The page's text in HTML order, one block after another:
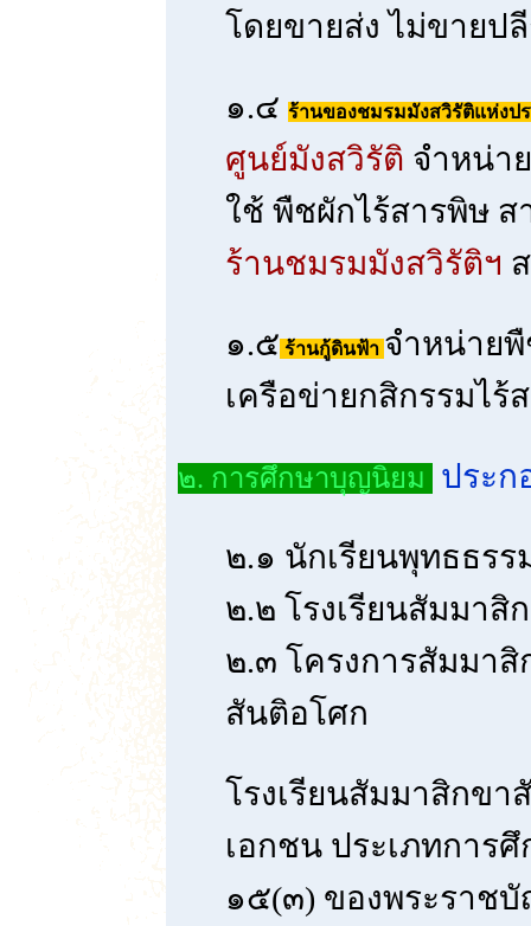
โดยขายส่ง ไม่ขายป
๑.๔ ร้านของชมรมมังสวิรัติแห่งป
ศูนย์มังสวิรัติ จำหน่า
ใช้ พืชผักไร้สารพิษ
ร้านชมรมมังสวิรัติฯ
๑.๕ ร้านกู้ดินฟ้า จำหน่ายพื
เครือข่ายกสิกรรมไร้
๒. การศึกษาบุญนิยม ประก
๒.๑ นักเรียนพุทธธร
๒.๒ โรงเรียนสัมมาสิ
๒.๓ โครงการสัมมา
สันติอโศก
โรงเรียนสัมมาสิกขา
เอกชน ประเภทการ
๑๕(๓) ของพระราช